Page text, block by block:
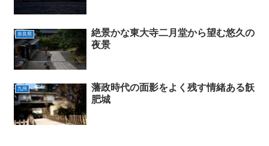
奈良県
絶景かな東大寺二月堂から望む悠久の
夜景
九州
藩政時代の面影をよく残す情緒ある飫
肥城